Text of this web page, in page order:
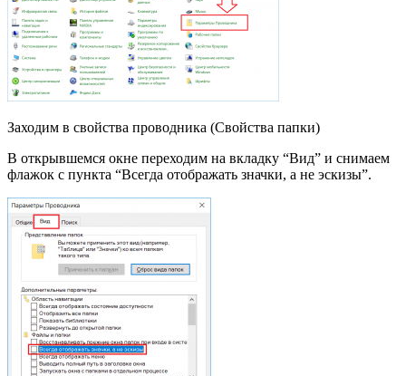
Заходим в свойства проводника (Свойства папки)
В открывшемся окне переходим на вкладку “Вид” и снимаем
флажок с пункта “Всегда отображать значки, а не эскизы”.